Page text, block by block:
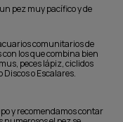
pez muy pacífico y de
comunitarios de
con los que combina bien
peces lápiz, ciclidos
o Escalares.
y recomendamos contar